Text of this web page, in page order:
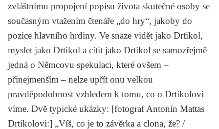
zvláštnímu propojení popisu života skutečné osoby se
současným vtažením čtenáře „do hry“, jakoby do
pozice hlavního hrdiny. Ve snaze vidět jako Drtikol,
myslet jako Drtikol a cítit jako Drtikol se samozřejmě
jedná o Němcovu spekulaci, které ovšem –
přinejmenším – nelze upřít onu velkou
pravděpodobnost vzhledem k tomu, co o Drtikolovi
víme. Dvě typické ukázky: [fotograf Antonín Mattas
Drtikolovi:] „Víš, co je to závěrka a clona, že? /